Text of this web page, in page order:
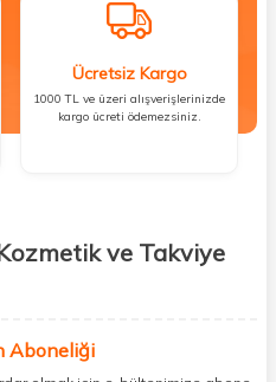
Ücretsiz Kargo
1000 TL ve üzeri alışverişlerinizde
kargo ücreti ödemezsiniz.
ve Takviye
ürünlerini sizlerle
dolaşmanıza gerek yok;
Aboneliği